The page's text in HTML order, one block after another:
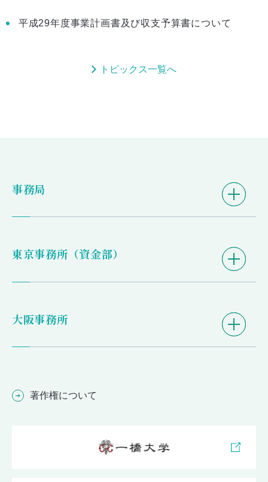
平成29年度事業計画書及び収支予算書について
トピックス一覧へ
事務局
東京事務所（資金部）
大阪事務所
著作権について